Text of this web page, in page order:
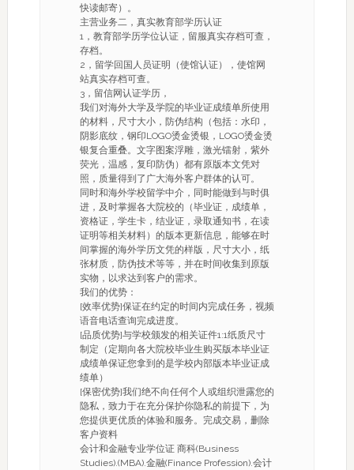
快读邮寄）。
主营业务二，真实教育部学历认证
1，教育部学历学位认证，留服真实存档可查，
存档。
2，留学回国人员证明（使馆认证），使馆网
站真实存档可查。
3，留信网认证学历，
我们对海外大学及学院的毕业证成绩单所使用
的材料，尺寸大小，防伪结构（包括：水印，
阴影底纹，钢印LOGO烫金烫银，LOGO烫金烫
银复合重叠。文字图案浮雕，激光镭射，紫外
荧光，温感，复印防伪）都有原版本文凭对
照，质量得到了广大海外客户群体的认可。
同时和海外学校留学中介，同时能做到与时俱
进，及时掌握各大院校的（毕业证，成绩单，
资格证，学生卡，结业证，录取通知书，在读
证明等相关材料）的版本更新信息，能够在时
间掌握的海外学历文凭的样版，尺寸大小，纸
张材质，防伪技术等等，并在时间收集到原版
实物，以求达到客户的需求。
我们的优势：
[效率优势]保证在约定的时间内完成任务，视频
语音电话查询完成进度。
[品质优势]与学校颁发的相关证件1:1纸质尺寸
制定（定期向各大院校毕业生购买版本毕业证
成绩单保证您拿到的是学校内部版本毕业证成
绩单）
[保密优势]我们绝不向任何个人或组织泄露您的
隐私，致力于在充分保护你隐私的前提下，为
您提供更优质的体验和服务。完成交易，删除
客户资料
会计和金融专业学位证 商科(Business
Studies).(MBA).金融(Finance Profession).会计